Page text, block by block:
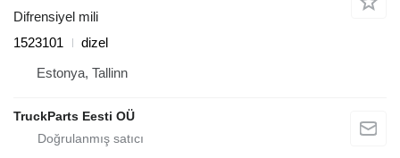
Difrensiyel mili
1523101
dizel
Estonya, Tallinn
TruckParts Eesti OÜ